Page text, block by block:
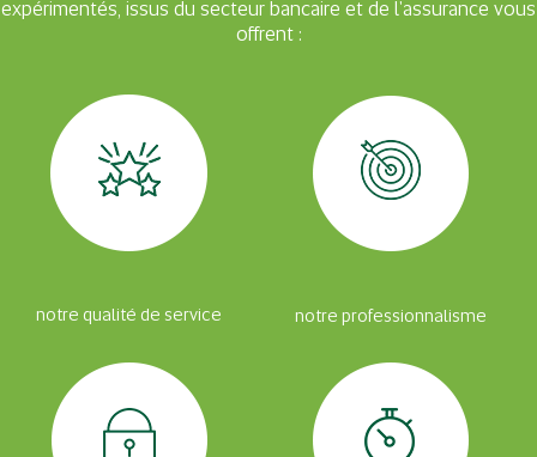
expérimentés, issus du secteur bancaire et de l'assurance vous
offrent :
notre qualité de service notre professionnalisme